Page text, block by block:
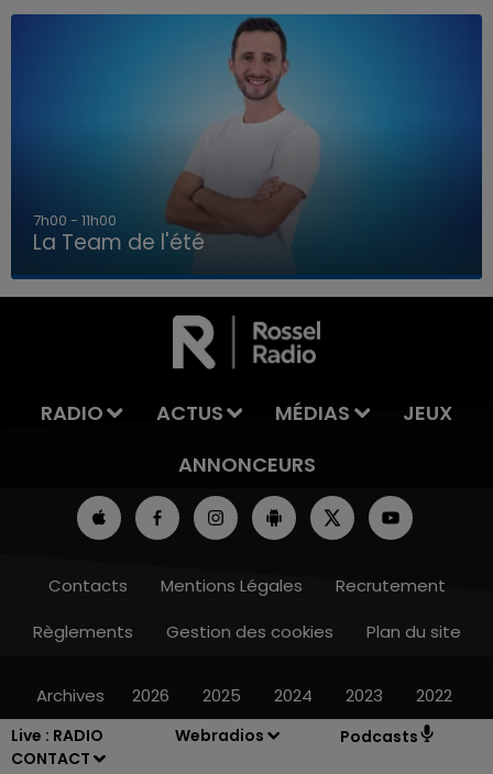
Live : RADIO
CONTACT
Webradios Podcasts
LA TEAM DE L'ÉTÉ
7h00 - 11h00
La Team de l'été
RADIO ACTUS MÉDIAS
JEUX
ANNONCEURS
Contacts Mentions Légales
Recrutement
Règlements
Gestion des cookies Plan du site
Archives 2026 2025 2024 2023 2022